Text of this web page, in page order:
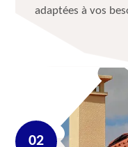
adaptées à vos